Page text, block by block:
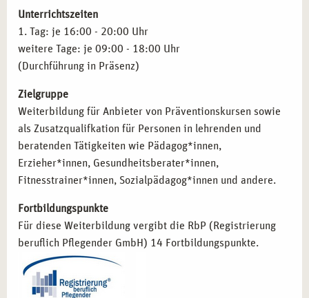
KURSLEITUNG PROGRESSIVE
MUSKELENTSPANNUNG IN STUTTGART
GEEIGNET?
Die Weiterbildung richtet sich an Personen, die PME
professionell weitergeben und in ihren Berufsalltag
integrieren möchten:
Pädagog*innen und Erzieher*innen
Methode zur Konzentrationsförderung und Entspannung
in Schulen nutzen möchten.
Fitnesstrainer*innen und Sport-Coaches
Regenerationstechnik in ihr Training integrieren
möchten.
Gesundheitsberater*innen und Therapeut*innen
PME als zusätzliche Methode für Klient*innen mit
Stresssymptomen anbieten möchten.
Führungskräfte und Personalverantwortliche
Unterrichtszeiten
1. Tag: je 16:00 - 20:00 Uhr
weitere Tage: je 09:00 - 18:00 Uhr
(Durchführung in Präsenz)
Zielgruppe
Weiterbildung für Anbieter von Präventionskursen sowie
als Zusatzqualifkation für Personen in lehrenden und
beratenden Tätigkeiten wie Pädagog*innen,
Erzieher*innen, Gesundheitsberater*innen,
Fitnesstrainer*innen, Sozialpädagog*innen und andere.
Fortbildungspunkte
Für diese Weiterbildung vergibt die RbP (Registrierung
beruflich Pflegender GmbH) 14 Fortbildungspunkte.